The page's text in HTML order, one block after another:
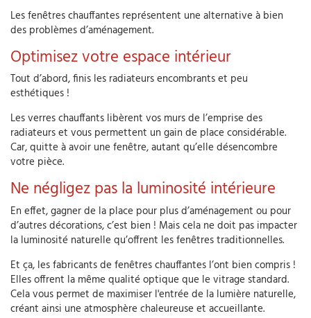
Les fenêtres chauffantes représentent une alternative à bien
des problèmes d’aménagement.
Optimisez votre espace intérieur
Tout d’abord, finis les radiateurs encombrants et peu
esthétiques !
Les verres chauffants libèrent vos murs de l’emprise des
radiateurs et vous permettent un gain de place considérable.
Car, quitte à avoir une fenêtre, autant qu’elle désencombre
votre pièce.
Ne négligez pas la luminosité intérieure
En effet, gagner de la place pour plus d’aménagement ou pour
d’autres décorations, c’est bien ! Mais cela ne doit pas impacter
la luminosité naturelle qu’offrent les fenêtres traditionnelles.
Et ça, les fabricants de fenêtres chauffantes l’ont bien compris !
Elles offrent la même qualité optique que le vitrage standard.
Cela vous permet de maximiser l'entrée de la lumière naturelle,
créant ainsi une atmosphère chaleureuse et accueillante.